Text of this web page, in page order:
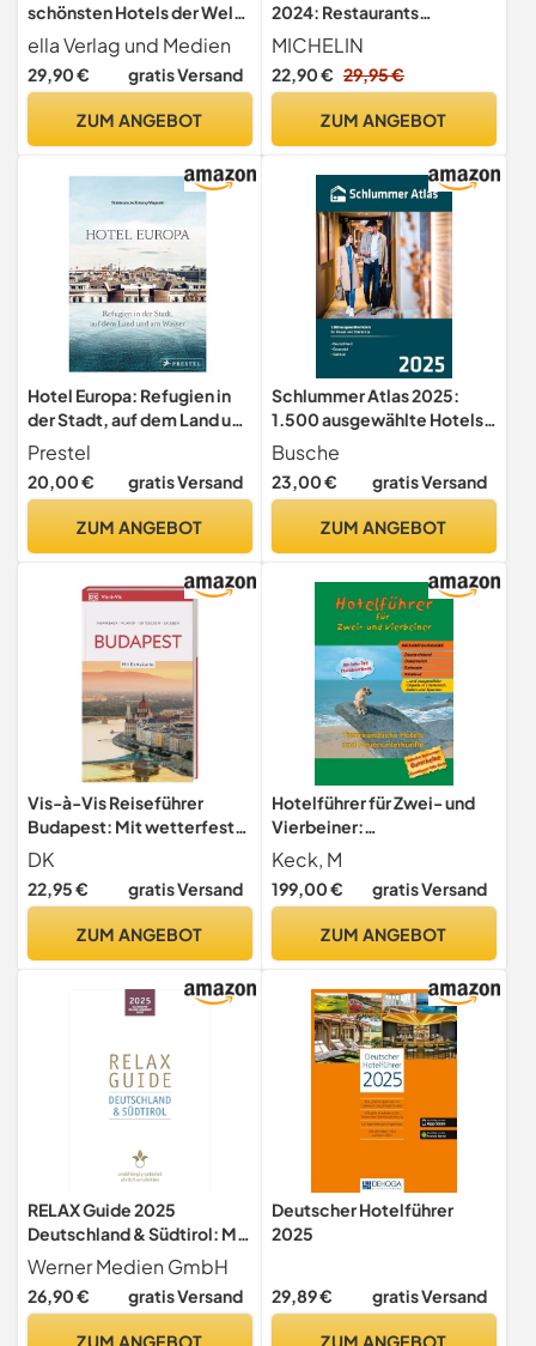
schönsten Hotels der Welt.
Band 1
ella Verlag und Medien
29,90 € gratis Versand
ZUM ANGEBOT
2024: Restaurants
(MICHELIN Hotelführer
Deutschland)
MICHELIN
22,90 € 29,95 €
ZUM ANGEBOT
Hotel Europa: Refugien in
der Stadt, auf dem Land und
am Wasser
Prestel
20,00 € gratis Versand
ZUM ANGEBOT
Schlummer Atlas 2025:
1.500 ausgewählte Hotels
für Urlaub und Städtetrip
Busche
23,00 € gratis Versand
ZUM ANGEBOT
Vis-à-Vis Reiseführer
Budapest: Mit wetterfester
Extra-Karte und
detailreichen 3-D-
Illustrationen. Von
DK
22,95 € gratis Versand
ZUM ANGEBOT
Hotelführer für Zwei- und
Vierbeiner:
Gesamtausgabe
Deutschland, Österreich,
Schweiz, Südtirol und
Frankreich, Italien und
Unterkünfte
Keck, M
199,00 € gratis Versand
ZUM ANGEBOT
RELAX Guide 2025
Deutschland & Südtirol: Mit
gratis eBook. Alle Hotels für
Wellness und Gesundheit,
unabhängig getestet,
Werner Medien GmbH
26,90 € gratis Versand
ZUM ANGEBOT
Deutscher Hotelführer
2025
29,89 € gratis Versand
ZUM ANGEBOT